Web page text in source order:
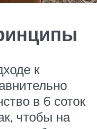
к
в 6 соток
чтобы на